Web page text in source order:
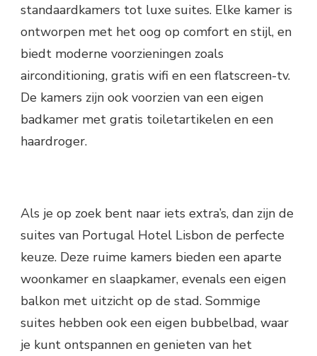
standaardkamers tot luxe suites. Elke kamer is
ontworpen met het oog op comfort en stijl, en
biedt moderne voorzieningen zoals
airconditioning, gratis wifi en een flatscreen-tv.
De kamers zijn ook voorzien van een eigen
badkamer met gratis toiletartikelen en een
haardroger.
Als je op zoek bent naar iets extra’s, dan zijn de
suites van Portugal Hotel Lisbon de perfecte
keuze. Deze ruime kamers bieden een aparte
woonkamer en slaapkamer, evenals een eigen
balkon met uitzicht op de stad. Sommige
suites hebben ook een eigen bubbelbad, waar
je kunt ontspannen en genieten van het